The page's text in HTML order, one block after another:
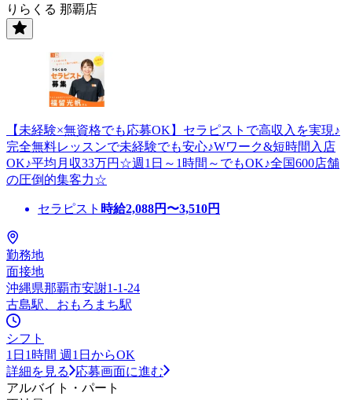
りらくる 那覇店
【未経験×無資格でも応募OK】セラピストで高収入を実現♪
完全無料レッスンで未経験でも安心♪Wワーク&短時間入店
OK♪平均月収33万円☆週1日～1時間～でもOK♪全国600店舗
の圧倒的集客力☆
セラピスト 時給2,088円〜3,510円
勤務地
面接地
沖縄県那覇市安謝1-1-24
古島駅、おもろまち駅
シフト
1日1時間 週1日からOK
詳細を見る
応募画面に進む
アルバイト・パート